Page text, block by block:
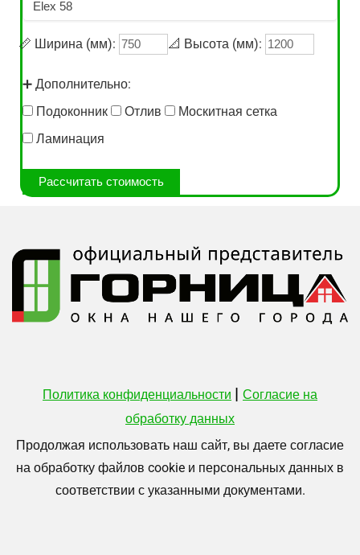
📏 Ширина (мм): 📐 Высота (мм):
➕ Дополнительно:
Подоконник
Отлив
Москитная сетка
Ламинация
Рассчитать стоимость
Политика конфиденциальности | Согласие на
обработку данных
Продолжая использовать наш сайт, вы даете согласие
на обработку файлов cookie и персональных данных в
соответствии с указанными документами.